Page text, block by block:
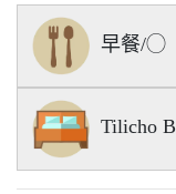
早餐/
Tilicho